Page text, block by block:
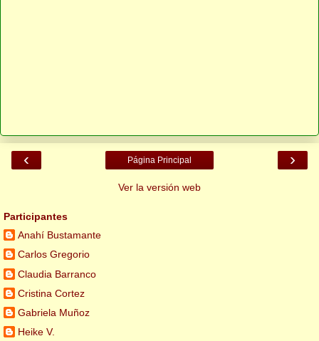
‹ ›
Página Principal
Ver la versión web
Participantes
Anahí Bustamante
Carlos Gregorio
Claudia Barranco
Cristina Cortez
Gabriela Muñoz
Heike V.